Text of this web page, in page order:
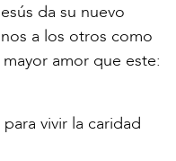
da su nuevo
a los otros como
amor que este:
vivir la caridad